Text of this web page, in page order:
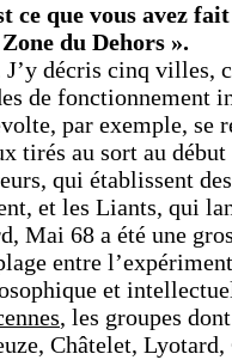
ce que vous avez
du Dehors ».
J’y décris cinq villes,
de fonctionnement
par exemple, se
tirés au sort au
qui établissent
et les Liants, qui
Mai 68 a été une
entre
et
, les groupes
Châtelet,